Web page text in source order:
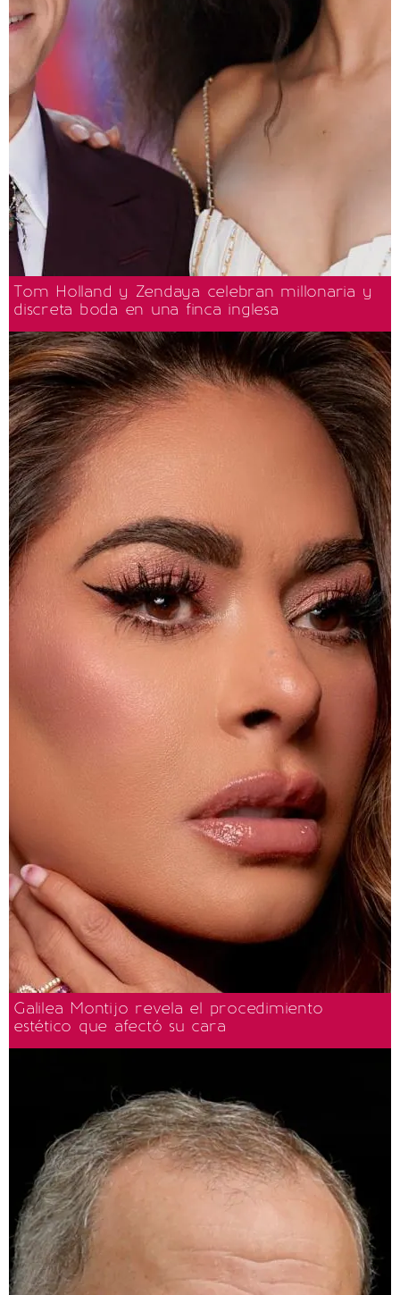
Tom Holland y Zendaya celebran millonaria y
discreta boda en una finca inglesa
Galilea Montijo revela el procedimiento
estético que afectó su cara